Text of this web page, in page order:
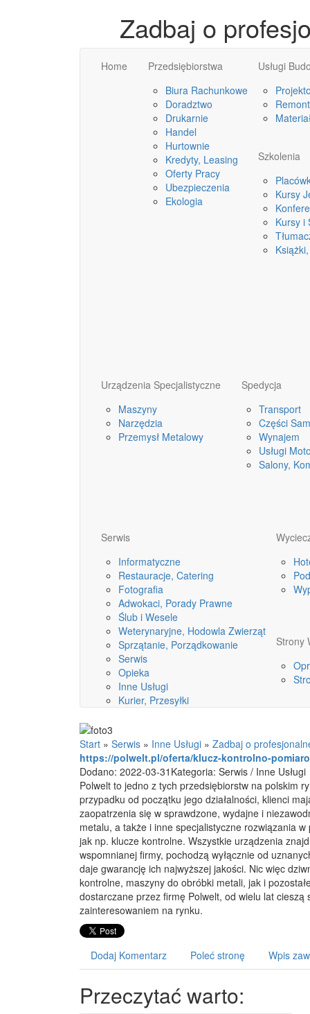
Zadbaj o
Home
Przedsiębiorstwa
Biura Rachunkowe
Doradztwo
Drukarnie
Handel
Hurtownie
Kredyty, Leasing
Oferty Pracy
Ubezpieczenia
Ekologia
Usługi
Szkolenia
Kursy
Kursy i
Urządzenia Specjalistyczne
Maszyny
Narzędzia
Przemysł Metalowy
Spedycja
Transport
Części
Wynajem
Usługi
Salony,
Serwis
Informatyczne
Restauracje, Catering
Fotografia
Adwokaci, Porady Prawne
Ślub i Wesele
Weterynaryjne, Hodowla Zwierząt
Sprzątanie, Porządkowanie
Serwis
Opieka
Inne Usługi
Kurier, Przesyłki
Strony
Start » Serwis » Inne Usługi » Zadbaj o
https://polwelt.pl/oferta/klucz-kontrolno-
Dodano: 2022-03-31 Kategoria: Serwis / Inne Usługi
Polwelt to jedno z tych przedsiębiorstw na polskim
przypadku od początku jego działalności, klienci
zaopatrzenia się w sprawdzone, wydajne i
metalu, a także i inne specjalistyczne rozwiązania
jak np. klucze kontrolne. Wszystkie urządzenia
wspomnianej firmy, pochodzą wyłącznie od
daje gwarancję ich najwyższej jakości. Nic więc
kontrolne, maszyny do obróbki metali, jak i
dostarczane przez firmę Polwelt, od wielu lat cieszą
zainteresowaniem na rynku.
Dodaj Komentarz Poleć stronę Wpis
Przeczytać warto: